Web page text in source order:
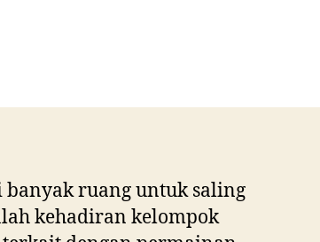
ruang untuk saling
kehadiran kelompok